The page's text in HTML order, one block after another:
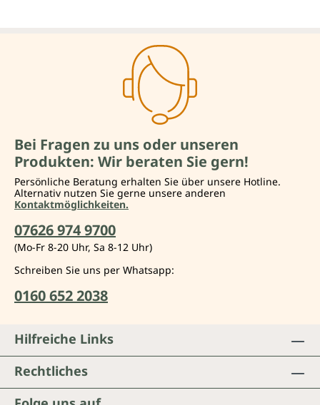
Bei Fragen zu uns oder unseren
Produkten: Wir beraten Sie gern!
Persönliche Beratung erhalten Sie über unsere Hotline.
Alternativ nutzen Sie gerne unsere anderen
Kontaktmöglichkeiten.
07626 974 9700
(Mo-Fr 8-20 Uhr, Sa 8-12 Uhr)
Schreiben Sie uns per Whatsapp:
0160 652 2038
Hilfreiche Links
Rechtliches